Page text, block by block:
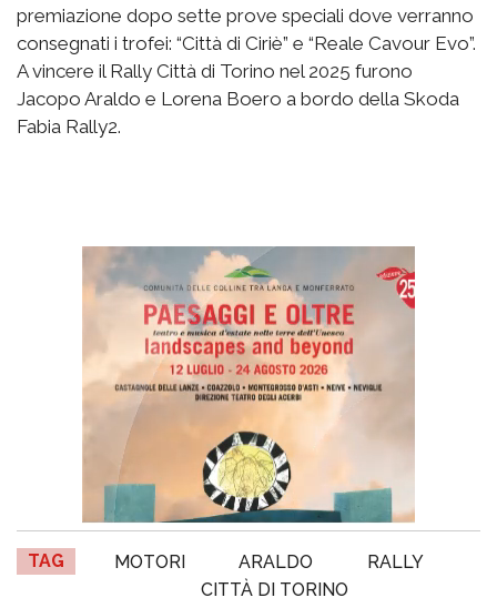
premiazione dopo sette prove speciali dove verranno
consegnati i trofei: “Città di Ciriè” e “Reale Cavour Evo”.
A vincere il Rally Città di Torino nel 2025 furono
Jacopo Araldo e Lorena Boero a bordo della Skoda
Fabia Rally2.
TAG MOTORI ARALDO
RALLY
CITTÀ DI TORINO